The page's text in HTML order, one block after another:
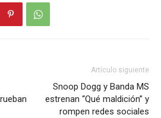
Artículo siguiente
Snoop Dogg y Banda MS
estrenan “Qué maldición” y
rompen redes sociales